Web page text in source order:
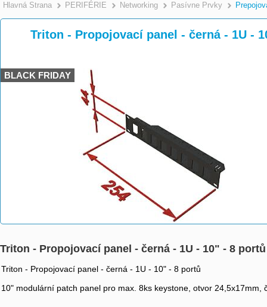
Hlavná Strana >
PERIFÉRIE >
Networking >
Pasívne Prvky
Triton - Propojovací panel - černá - 1U -
BLACK FRIDAY
Triton - Propojovací panel - černá - 1U - 10" - 8 portů
Triton - Propojovací panel - černá - 1U - 10" - 8 portů
10" modulární patch panel pro max. 8ks keystone, otvor 24,5x17mm,